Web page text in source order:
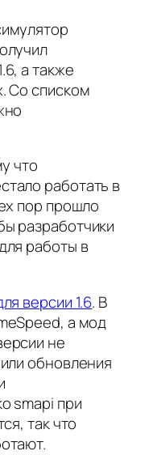
а также
Со списком
что
работать в
пор прошло
разработчики
работы в
версии 1.6. В
а мод
не
обновления
smapi при
так что